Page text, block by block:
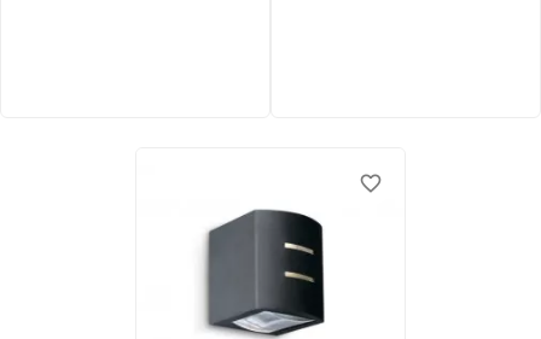
favorite_border
favorite_border